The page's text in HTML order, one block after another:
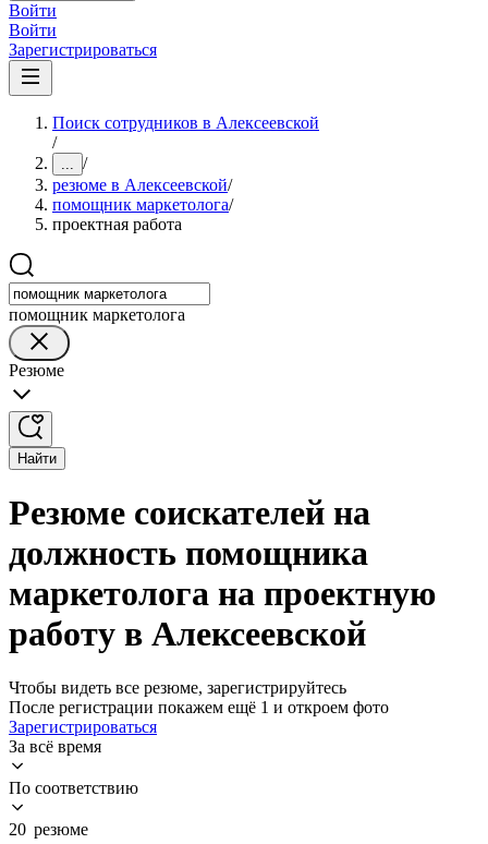
Войти
Войти
Зарегистрироваться
Поиск сотрудников в Алексеевской
/
... /
резюме в Алексеевской/
помощник маркетолога/
проектная работа
помощник маркетолога
Резюме
Найти
Резюме соискателей на
должность помощника
маркетолога на проектную
работу в Алексеевской
Чтобы видеть все резюме, зарегистрируйтесь
После регистрации покажем ещё 1 и откроем фото
Зарегистрироваться
За всё время
По соответствию
20 резюме